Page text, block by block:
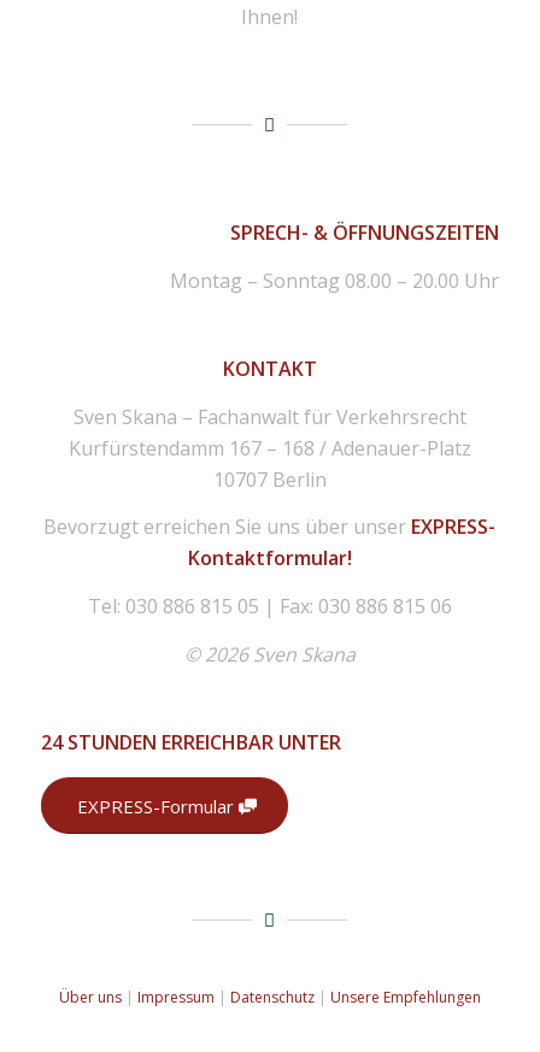
Ihnen!
SPRECH- & ÖFFNUNGSZEITEN
Montag – Sonntag 08.00 – 20.00 Uhr
KONTAKT
Sven Skana – Fachanwalt für Verkehrsrecht
Kurfürstendamm 167 – 168 / Adenauer-Platz
10707 Berlin
Bevorzugt erreichen Sie uns über unser EXPRESS-
Kontaktformular!
Tel: 030 886 815 05 | Fax: 030 886 815 06
© 2026 Sven Skana
24 STUNDEN ERREICHBAR UNTER
EXPRESS-Formular
Über uns| Impressum | Datenschutz | Unsere Empfehlungen